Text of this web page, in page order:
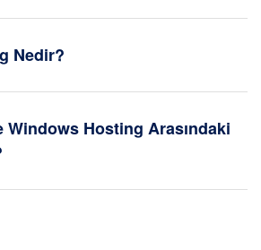
Nedir?
Hosting Arasındaki